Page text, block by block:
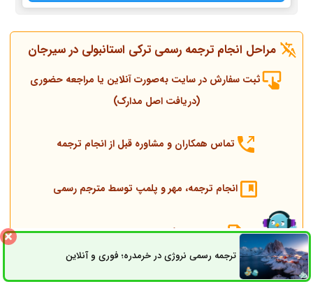
مراحل انجام ترجمه رسمی ترکی استانبولی در سیرجان
ثبت سفارش در سایت به‌صورت آنلاین یا مراجعه حضوری
(دریافت اصل مدارک)
تماس همکاران و مشاوره قبل از انجام ترجمه
انجام ترجمه، مهر و پلمپ توسط مترجم رسمی
ارسال به دادگستری و وزارت امور خارجه
ارسال به کنسولگری ترکیه
ترجمه رسمی نروژی در خرمدره؛ فوری و آنلاینثبت سفارش راه های ارتباطی